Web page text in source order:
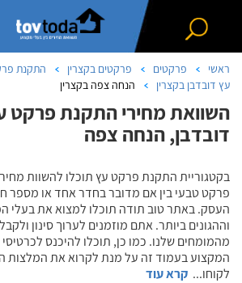
ראשי פרקטים פרקטים בקצרין
התקנת
עץ דובדבן בקצרין
הנחה צפה בקצרין
השוואת מחירי התקנת פרקט
דובדבן, הנחה צפה
בקטגוריית התקנת פרקט עץ תוכלו להשוות
פרקט טבעי בין אם מדובר בחדר אחד או מספר
העסק. באתר טוב תודה תוכלו למצוא את בעלי
וההגונים ביותר. אתם מוזמנים לערוך סינון
מהמומחים שלנו. כמו כן, תוכלו להיכנס
המקצוע בעמוד זה על מנת לקרוא את המלצות
לקוחו... קרא עוד